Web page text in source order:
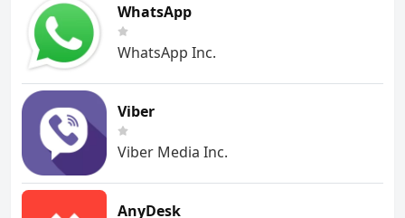
WhatsApp
WhatsApp Inc.
Viber
Viber Media Inc.
AnyDesk